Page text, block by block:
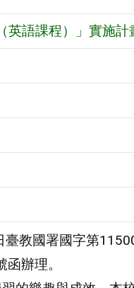
英語課程）」實施計
教國署國字第
辦理。